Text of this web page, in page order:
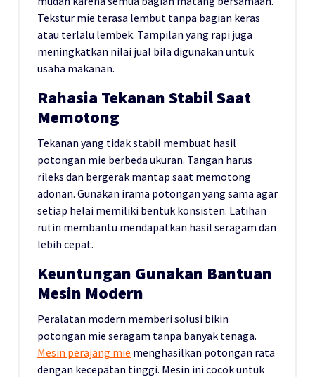
Tekstur mie terasa lembut tanpa bagian keras
atau terlalu lembek. Tampilan yang rapi juga
meningkatkan nilai jual bila digunakan untuk
usaha makanan.
Rahasia Tekanan Stabil Saat
Memotong
Tekanan yang tidak stabil membuat hasil
potongan mie berbeda ukuran. Tangan harus
rileks dan bergerak mantap saat memotong
adonan. Gunakan irama potongan yang sama agar
setiap helai memiliki bentuk konsisten. Latihan
rutin membantu mendapatkan hasil seragam dan
lebih cepat.
Keuntungan Gunakan Bantuan
Mesin Modern
Peralatan modern memberi solusi bikin
potongan mie seragam tanpa banyak tenaga.
Mesin perajang mie menghasilkan potongan rata
dengan kecepatan tinggi. Mesin ini cocok untuk